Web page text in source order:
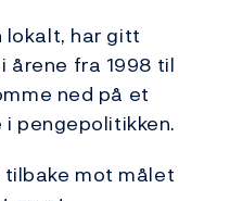
lokalt, har gitt
årene fra 1998 til
ned på et
pengepolitikken.
tilbake mot målet